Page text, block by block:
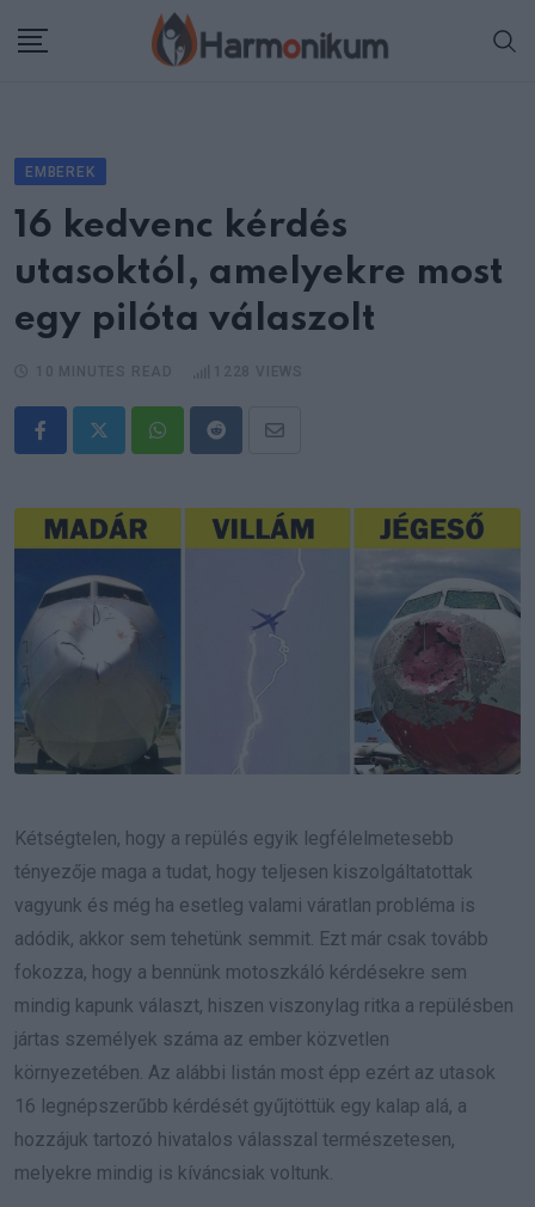
EMBEREK
16 kedvenc kérdés
utasoktól, amelyekre most
egy pilóta válaszolt
WhatsappRedditShare
Email
Kétségtelen, hogy a repülés egyik legfélelmetesebb
tényezője maga a tudat, hogy teljesen kiszolgáltatottak
vagyunk és még ha esetleg valami váratlan probléma is
adódik, akkor sem tehetünk semmit. Ezt már csak tovább
fokozza, hogy a bennünk motoszkáló kérdésekre sem
mindig kapunk választ, hiszen viszonylag ritka a repülésben
jártas személyek száma az ember közvetlen
környezetében. Az alábbi listán most épp ezért az utasok
16 legnépszerűbb kérdését gyűjtöttük egy kalap alá, a
hozzájuk tartozó hivatalos válasszal természetesen,
melyekre mindig is kíváncsiak voltunk.